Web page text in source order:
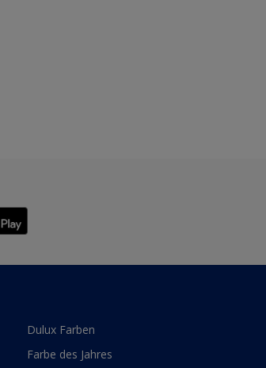
Dulux Farben
Farbe des Jahres